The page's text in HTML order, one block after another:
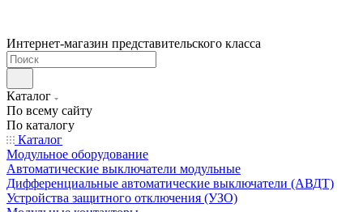
Интернет-магазин представительского класса
Каталог
По всему сайту
По каталогу
Каталог
Модульное оборудование
Автоматические выключатели модульные
Дифференциальные автоматические выключатели (АВДТ)
Устройства защитного отключения (УЗО)